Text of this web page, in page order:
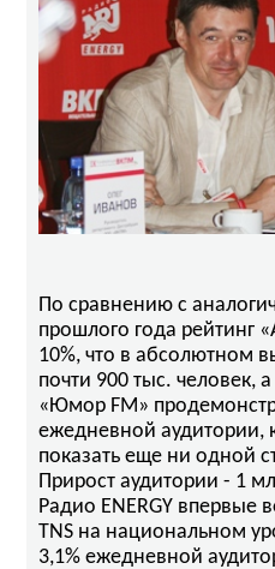
По сравнению с
прошлого года рейтинг
10%, что в абсолютном
почти 900 тыс. человек,
«Юмор FM»
ежедневной аудитории,
показать еще ни одной
Прирост аудитории - 1
Радио ENERGY впервые
TNS на национальном
3,1% ежедневной